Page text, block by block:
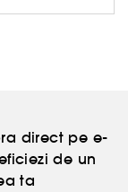
direct pe e-
de un
ta